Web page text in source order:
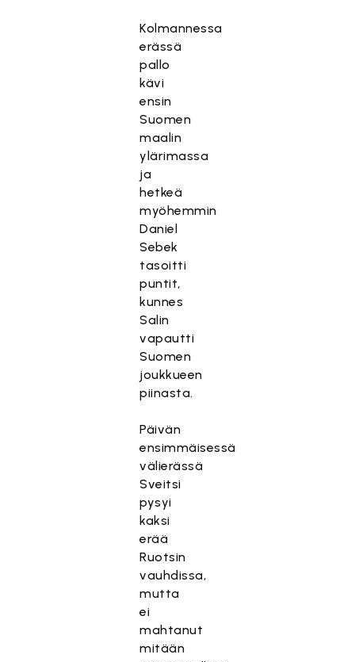
Kolmannessa
erässä
pallo
kävi
ensin
Suomen
maalin
ylärimassa
ja
hetkeä
myöhemmin
Daniel
Sebek
tasoitti
puntit,
kunnes
Salin
vapautti
Suomen
joukkueen
piinasta.
Päivän
ensimmäisessä
välierässä
Sveitsi
pysyi
kaksi
erää
Ruotsin
vauhdissa,
mutta
ei
mahtanut
mitään